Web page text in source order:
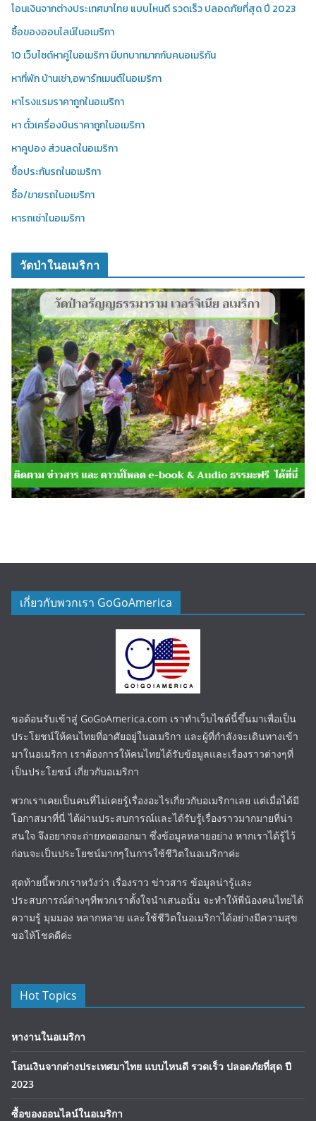
โอนเงินจากต่างประเทศมาไทย แบบไหนดี รวดเร็ว ปลอดภัยที่สุด ปี 2023
ซื้อของออนไลน์ในอเมริกา
10 เว็บไซต์หาคู่ในอเมริกา มีบทบาทมากกับคนอเมริกัน
หาที่พัก บ้านเช่า,อพาร์ทเมนต์ในอเมริกา
หาโรงแรมราคาถูกในอเมริกา
หา ตั๋วเครื่องบินราคาถูกในอเมริกา
หาคูปอง ส่วนลดในอเมริกา
ซื้อประกันรถในอเมริกา
ซื้อ/ขายรถในอเมริกา
หารถเช่าในอเมริกา
วัดป่าในอเมริกา
เกี่ยวกับพวกเรา GoGoAmerica
ขอต้อนรับเข้าสู่ GoGoAmerica.com เราทำเว็บไซต์นี้ขึ้นมาเพื่อเป็น
ประโยชน์ให้คนไทยที่อาศัยอยู่ในอเมริกา และผู้ที่กำลังจะเดินทางเข้า
มาในอเมริกา เราต้องการให้คนไทยได้รับข้อมูลและเรื่องราวต่างๆที่
เป็นประโยชน์ เกี่ยวกับอเมริกา
พวกเราเคยเป็นคนที่ไม่เคยรู้เรื่องอะไรเกี่ยวกับอเมริกาเลย แต่เมื่อได้มี
โอกาสมาที่นี่ ได้ผ่านประสบการณ์และได้รับรู้เรื่องราวมากมายที่น่า
สนใจ จึงอยากจะถ่ายทอดออกมา ซึ่งข้อมูลหลายอย่าง หากเราได้รู้ไว้
ก่อนจะเป็นประโยชน์มากๆในการใช้ชีวิตในอเมริกาค่ะ
สุดท้ายนี้พวกเราหวังว่า เรื่องราว ข่าวสาร ข้อมูลน่ารู้และ
ประสบการณ์ต่างๆที่พวกเราตั้งใจนำเสนอนั้น จะทำให้พี่น้องคนไทยได้
ความรู้ มุมมอง หลากหลาย และใช้ชีวิตในอเมริกาได้อย่างมีความสุข
ขอให้โชคดีค่ะ
Hot Topics
หางานในอเมริกา
โอนเงินจากต่างประเทศมาไทย แบบไหนดี รวดเร็ว ปลอดภัยที่สุด ปี
2023
ซื้อของออนไลน์ในอเมริกา